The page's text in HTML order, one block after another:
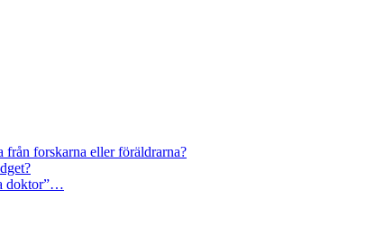
forskarna eller föräldrarna?
doktor”…